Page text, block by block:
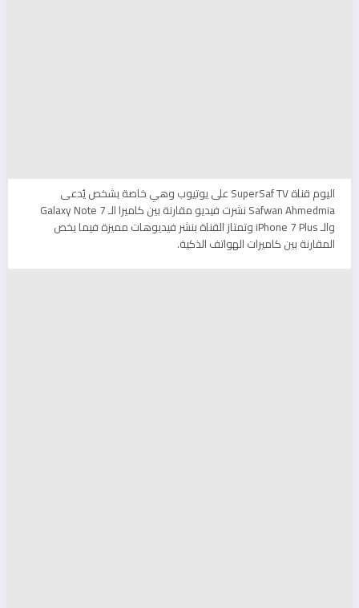
اليوم قناة SuperSaf TV على يوتيوب وهي خاصة بشخص يُدعى
Safwan Ahmedmia نشرت فيديو مقارنة بين كاميرا الـ Galaxy Note 7
والـ iPhone 7 Plus وتمتاز القناة بنشر فيديوهات مميزة فيما يخص
المقارنة بين كاميرات الهواتف الذكية.